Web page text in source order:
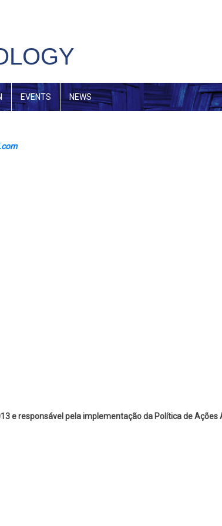
EVENTS NEWS
e responsável pela implementação da Política de Ações